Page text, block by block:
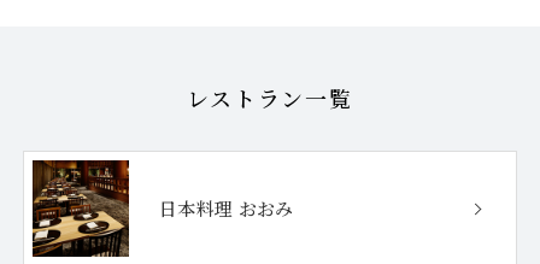
レストラン一覧
日本料理 おおみ